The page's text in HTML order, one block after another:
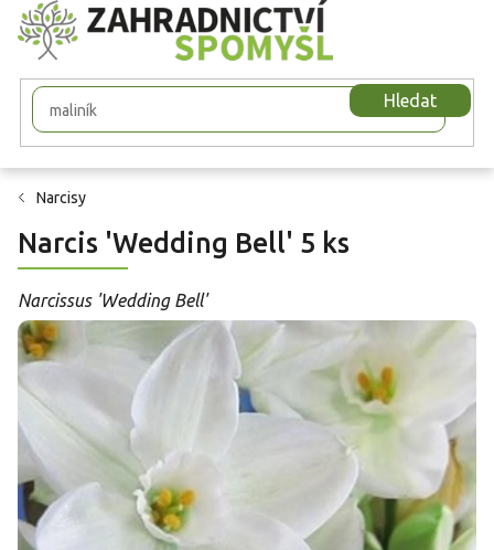
Přejít
na
obsah
Hledat
Narcisy
Narcis 'Wedding Bell' 5 ks
Narcissus 'Wedding Bell'